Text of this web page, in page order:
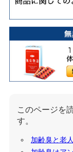
このページを
す。
加齢臭と老